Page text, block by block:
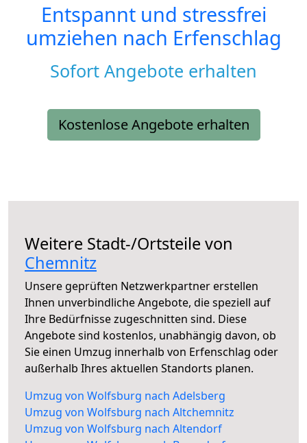
Entspannt und stressfrei
umziehen nach Erfenschlag
Sofort Angebote erhalten
Kostenlose Angebote erhalten
Weitere Stadt-/Ortsteile von
Chemnitz
Unsere geprüften Netzwerkpartner erstellen
Ihnen unverbindliche Angebote, die speziell auf
Ihre Bedürfnisse zugeschnitten sind. Diese
Angebote sind kostenlos, unabhängig davon, ob
Sie einen Umzug innerhalb von Erfenschlag oder
außerhalb Ihres aktuellen Standorts planen.
Umzug von Wolfsburg nach Adelsberg
Umzug von Wolfsburg nach Altchemnitz
Umzug von Wolfsburg nach Altendorf